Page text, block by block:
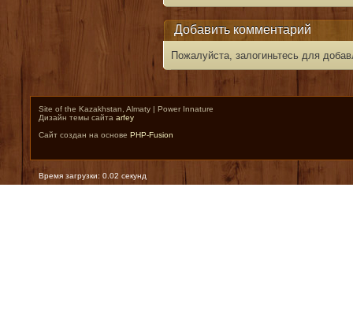
Добавить комментарий
Пожалуйста, залогиньтесь для
Site of the Kazakhstan, Almaty | Power Innature
Дизайн темы сайта arfey
Сайт создан на основе PHP-Fusion
Время загрузки: 0.02 секунд